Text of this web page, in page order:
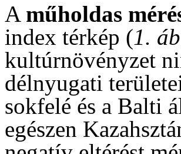
A műholdas
index térkép (1.
kultúrnövényzet
délnyugati
sokfelé és a Balti
egészen